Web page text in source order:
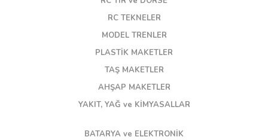
RC TEKNELER
MODEL TRENLER
PLASTİK MAKETLER
TAŞ MAKETLER
AHŞAP MAKETLER
YAKIT, YAĞ ve KİMYASALLAR
BATARYA ve ELEKTRONİK